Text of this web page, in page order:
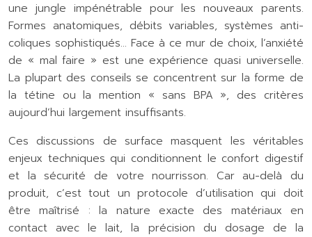
une jungle impénétrable pour les nouveaux parents.
Formes anatomiques, débits variables, systèmes anti-
coliques sophistiqués… Face à ce mur de choix, l’anxiété
de « mal faire » est une expérience quasi universelle.
La plupart des conseils se concentrent sur la forme de
la tétine ou la mention « sans BPA », des critères
aujourd’hui largement insuffisants.
Ces discussions de surface masquent les véritables
enjeux techniques qui conditionnent le confort digestif
et la sécurité de votre nourrisson. Car au-delà du
produit, c’est tout un protocole d’utilisation qui doit
être maîtrisé : la nature exacte des matériaux en
contact avec le lait, la précision du dosage de la